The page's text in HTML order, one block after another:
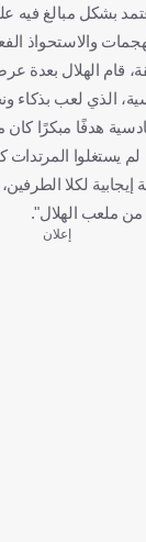
بشكل مبالغ فيه
والاستحواذ
"في آخر 15 دقيقة، قام
الذي لعب بذكاء
هدفًا مبكرًا كان
لم يستغلوا
إيجابية لكلا
من ملعب الهلال".
إعلان